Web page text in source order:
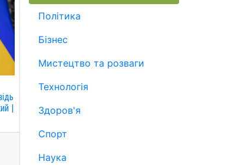
|
Політика
Бізнес
Мистецтво та розваги
Технологія
Здоров'я
Спорт
Наука